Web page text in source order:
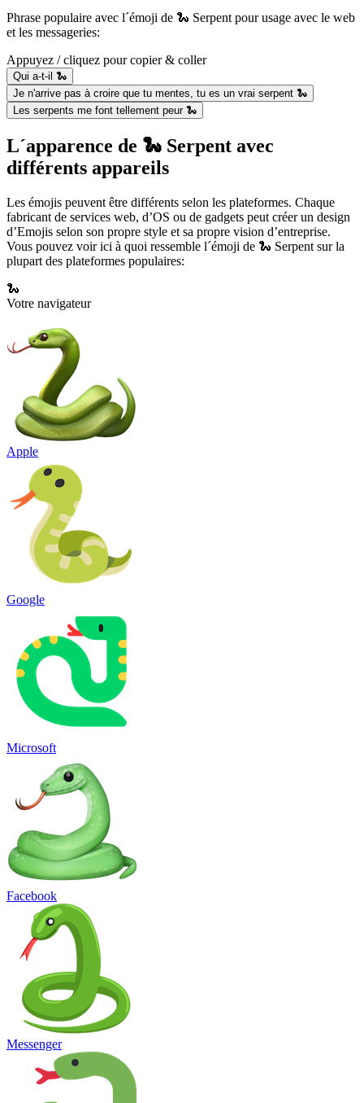
Phrase populaire avec l´émoji de 🐍 Serpent pour usage avec le web
et les messageries:
Appuyez / cliquez pour copier & coller
Qui a-t-il 🐍
Je n'arrive pas à croire que tu mentes, tu es un vrai serpent 🐍
Les serpents me font tellement peur 🐍
L´apparence de 🐍 Serpent avec
différents appareils
Les émojis peuvent être différents selon les plateformes. Chaque
fabricant de services web, d’OS ou de gadgets peut créer un design
d’Emojis selon son propre style et sa propre vision d’entreprise.
Vous pouvez voir ici à quoi ressemble l´émoji de 🐍 Serpent sur la
plupart des plateformes populaires:
🐍
Votre navigateur
Apple
Google
Microsoft
Facebook
Messenger